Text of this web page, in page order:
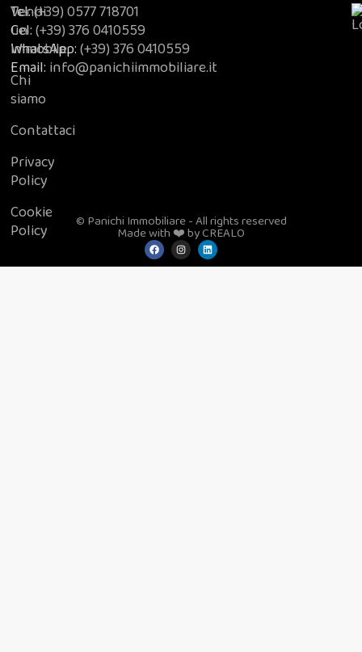
Vendi
un
immobile
Chi
siamo
Contattaci
Privacy
Policy
Cookie
Policy
Tel:(+39) 0577 718701
Cel:(+39) 376 0410559
WhatsApp:(+39) 376 0410559
Email: info@panichiimmobiliare.it
© Panichi Immobiliare - All rights reserved
Made with ❤️ by CREALO